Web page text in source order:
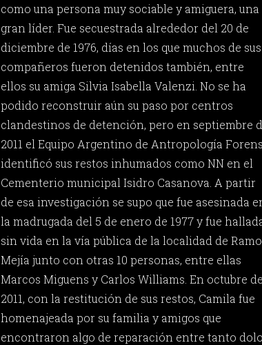
como una persona muy sociable y amiguera, una
gran líder. Fue secuestrada alrededor del 20 de
diciembre de 1976, días en los que muchos de sus
compañeros fueron detenidos también, entre
ellos su amiga Silvia Isabella Valenzi. No se ha
podido reconstruir aún su paso por centros
clandestinos de detención, pero en septiembre
2011 el Equipo Argentino de Antropología
identificó sus restos inhumados como NN en el
Cementerio municipal Isidro Casanova. A partir
de esa investigación se supo que fue asesinada
la madrugada del 5 de enero de 1977 y fue
sin vida en la vía pública de la localidad de
Mejía junto con otras 10 personas, entre ellas
Marcos Miguens y Carlos Williams. En octubre de
2011, con la restitución de sus restos, Camila fue
homenajeada por su familia y amigos que
encontraron algo de reparación entre tanto